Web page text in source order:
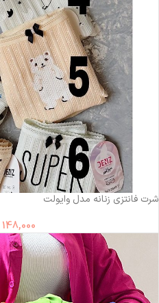
شرت فانتزی زنانه مدل وایولت
148,000